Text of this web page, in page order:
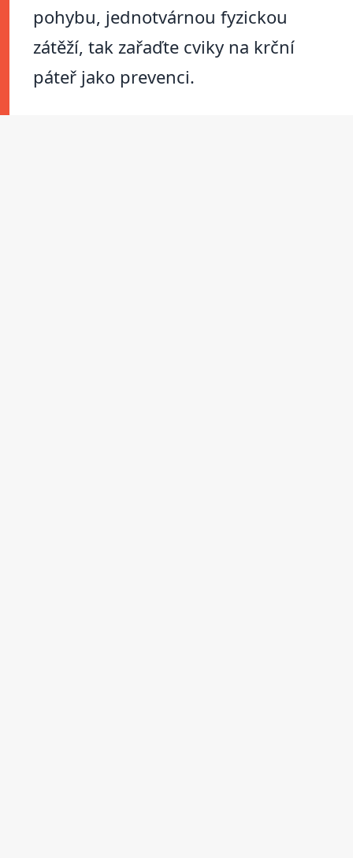
pohybu, jednotvárnou fyzickou
zátěží, tak zařaďte cviky na krční
páteř jako prevenci.